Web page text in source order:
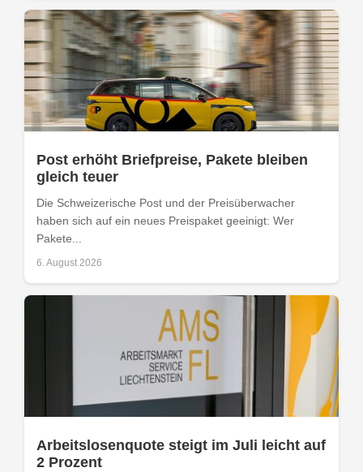
Post erhöht Briefpreise, Pakete bleiben
gleich teuer
Die Schweizerische Post und der Preisüberwacher
haben sich auf ein neues Preispaket geeinigt: Wer
Pakete...
6. August 2026
Arbeitslosenquote steigt im Juli leicht auf
2 Prozent